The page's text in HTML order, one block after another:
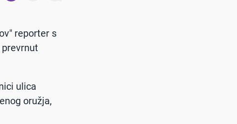
reporter s
ulica
oružja,